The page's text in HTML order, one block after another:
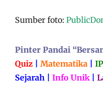
Sumber foto:
Pinter Pandai
Quiz
Matematika
Sejarah
Info Unik